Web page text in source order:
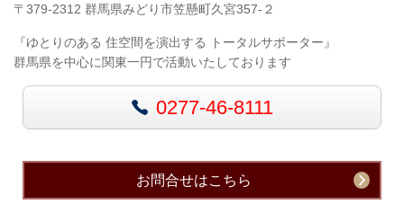
〒379-2312 群馬県みどり市笠懸町久宮357-２
『ゆとりのある 住空間を演出する トータルサポーター』
群馬県を中心に関東一円で活動いたしております
0277-46-8111
お問合せはこちら